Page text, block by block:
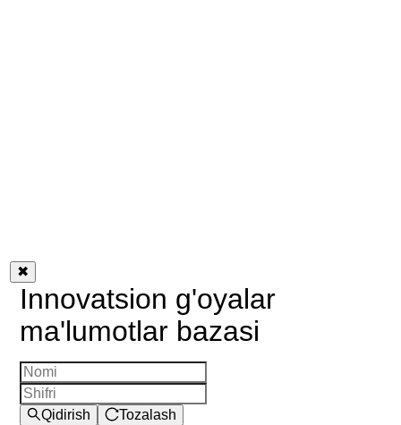
✖
Innovatsion g'oyalar
ma'lumotlar bazasi
Qidirish Tozalash